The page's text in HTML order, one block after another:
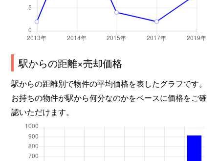
駅からの距離×売却価格
駅からの距離別で物件の平均価格を表したグラフです。
お持ちの物件が駅から何分なのかをベースに価格をご確
認いただけます。